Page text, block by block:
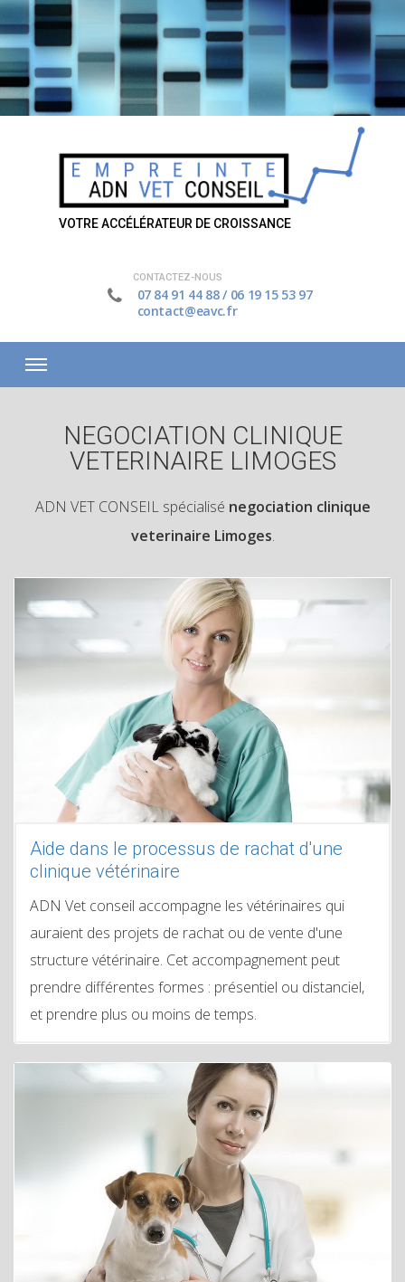
VOTRE ACCÉLÉRATEUR DE CROISSANCE
CONTACTEZ-NOUS
07 84 91 44 88/ 06 19 15 53 97
contact@eavc.fr
NEGOCIATION CLINIQUE
VETERINAIRE LIMOGES
ADN VET CONSEIL spécialisé negociation clinique
veterinaire Limoges.
Aide dans le processus de rachat d'une
clinique vétérinaire
ADN Vet conseil accompagne les vétérinaires qui
auraient des projets de rachat ou de vente d'une
structure vétérinaire. Cet accompagnement peut
prendre différentes formes : présentiel ou distanciel,
et prendre plus ou moins de temps.